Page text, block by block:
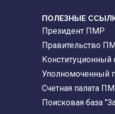
ПОЛЕЗНЫЕ
Президент ПМР
Правительство
Уполномоченный
Счетная палата
Поисковая база